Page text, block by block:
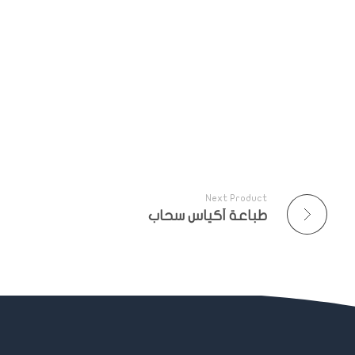
Next Product
طباعة أكياس سحاب